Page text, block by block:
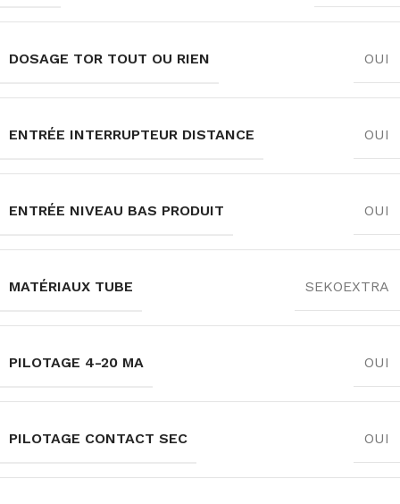
DOSAGE TOR TOUT OU RIEN OUI
ENTRÉE INTERRUPTEUR DISTANCE OUI
ENTRÉE NIVEAU BAS PRODUIT OUI
MATÉRIAUX TUBE SEKOEXTRA
PILOTAGE 4-20 MA OUI
PILOTAGE CONTACT SEC OUI